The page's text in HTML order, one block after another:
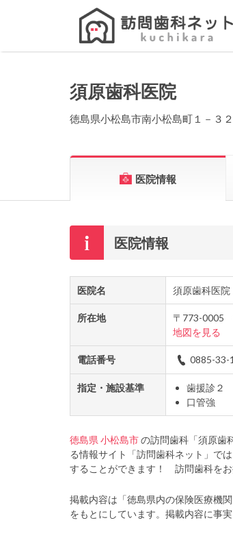
Search
須原歯科医院
徳島県小松島市南小松島町１－３２
医院情報
医院情報
医院名 須原歯科医院
所在地
〒773-0005
地図を見る
電話番号 0885-33-
指定・施設基準
歯援診２
口管強
徳島県 小松島市の訪問歯科「須原歯
る情報サイト「訪問歯科ネット」で
することができます！ 訪問歯科をお
掲載内容は「徳島県内の保険医療機
をもとにしています。掲載内容に事